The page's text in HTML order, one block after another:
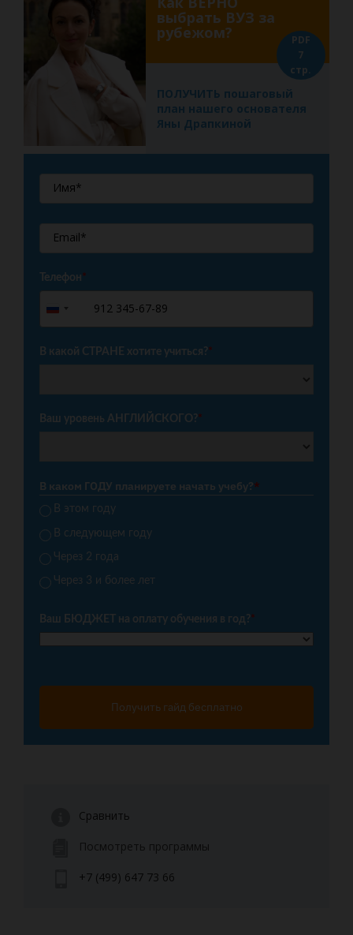
выбрать ВУЗ за
рубежом?
ПОЛУЧИТЬ пошаговый
план нашего основателя
Яны Драпкиной
PDF
7
стр.
Телефон*
Russia
+7
В какой СТРАНЕ хотите учиться?*
Ваш уровень АНГЛИЙСКОГО?*
В каком ГОДУ планируете начать учебу?*
В этом году
В следующем году
Через 2 года
Через 3 и более лет
Ваш БЮДЖЕТ на оплату обучения в год?*
Получить гайд бесплатно
Сравнить
Посмотреть программы
+7 (499) 647 73 66